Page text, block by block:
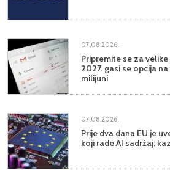
07.08.2026.
Pripremite se za
2027. gasi se opcija
milijuni
07.08.2026.
Prije dva dana EU je
koji rade AI sadržaj: